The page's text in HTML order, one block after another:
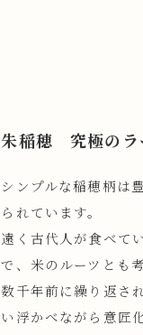
朱稲穂 究極のラ
シンプルな稲穂柄は
られています。
遠く古代人が食べて
で、米のルーツとも
数千年前に繰り返さ
い浮かべながら意匠